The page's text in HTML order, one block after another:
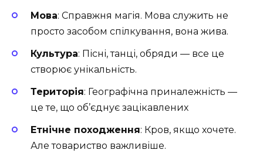
Мова: Справжня магія. Мова служить не
просто засобом спілкування, вона жива.
Культура: Пісні, танці, обряди — все це
створює унікальність.
Територія: Географічна приналежність —
це те, що об’єднує зацікавлених
Етнічне походження: Кров, якщо хочете.
Але товариство важливіше.